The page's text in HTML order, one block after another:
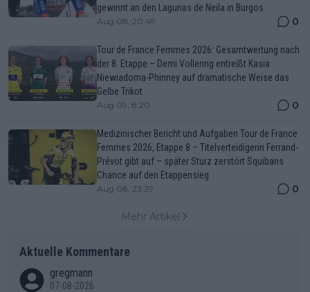
gewinnt an den Lagunas de Neila in Burgos
Aug 08, 20:49 0
Tour de France Femmes 2026: Gesamtwertung nach
der 8. Etappe – Demi Vollering entreißt Kasia
Niewiadoma-Phinney auf dramatische Weise das
Gelbe Trikot
Aug 09, 8:20 0
Medizinischer Bericht und Aufgaben Tour de France
Femmes 2026, Etappe 8 – Titelverteidigerin Ferrand-
Prévot gibt auf – später Sturz zerstört Squibans
Chance auf den Etappensieg
Aug 08, 23:29 0
Mehr Artikel
Aktuelle Kommentare
gregmann
07-08-2026